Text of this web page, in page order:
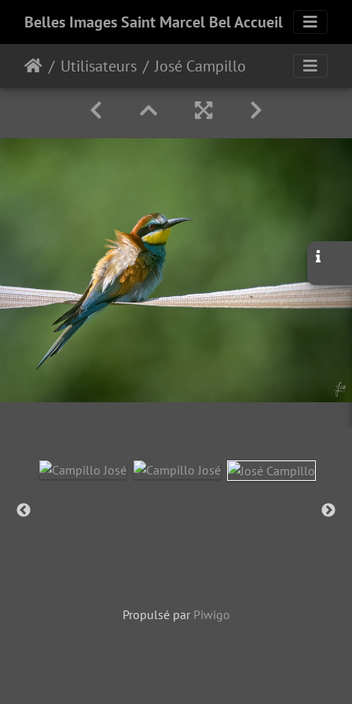
Belles Images Saint Marcel Bel Accueil
Utilisateurs José Campillo
Propulsé par Piwigo